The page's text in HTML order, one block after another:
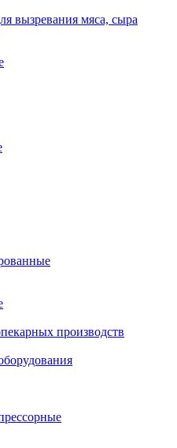
вызревания мяса, сыра
производств